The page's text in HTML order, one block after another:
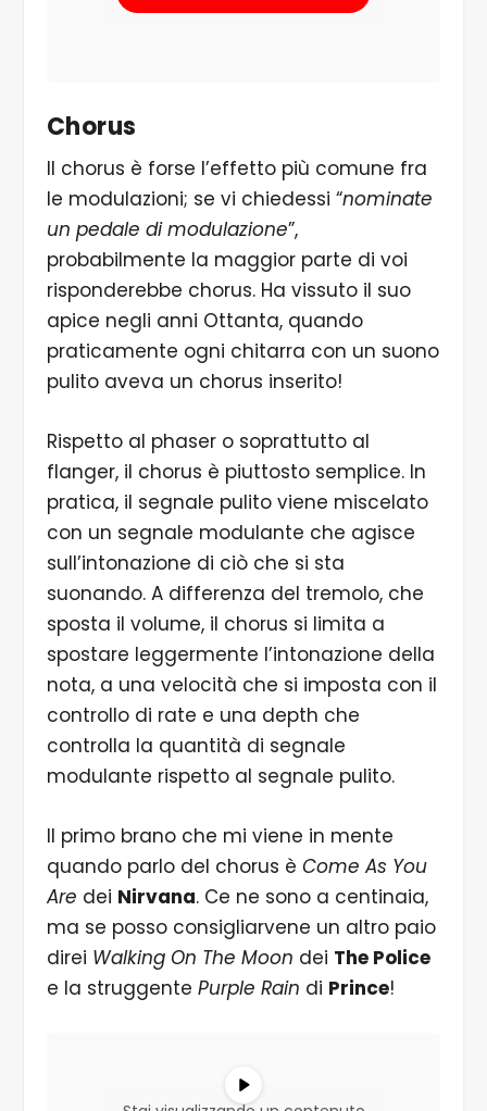
Chorus
Il chorus è forse l’effetto più comune fra
le modulazioni; se vi chiedessi “nominate
un pedale di modulazione”,
probabilmente la maggior parte di voi
risponderebbe chorus. Ha vissuto il suo
apice negli anni Ottanta, quando
praticamente ogni chitarra con un suono
pulito aveva un chorus inserito!
Rispetto al phaser o soprattutto al
flanger, il chorus è piuttosto semplice. In
pratica, il segnale pulito viene miscelato
con un segnale modulante che agisce
sull’intonazione di ciò che si sta
suonando. A differenza del tremolo, che
sposta il volume, il chorus si limita a
spostare leggermente l’intonazione della
nota, a una velocità che si imposta con il
controllo di rate e una depth che
controlla la quantità di segnale
modulante rispetto al segnale pulito.
Il primo brano che mi viene in mente
quando parlo del chorus è Come As You
Are dei Nirvana. Ce ne sono a centinaia,
ma se posso consigliarvene un altro paio
direi Walking On The Moon dei The Police
e la struggente Purple Rain di Prince!